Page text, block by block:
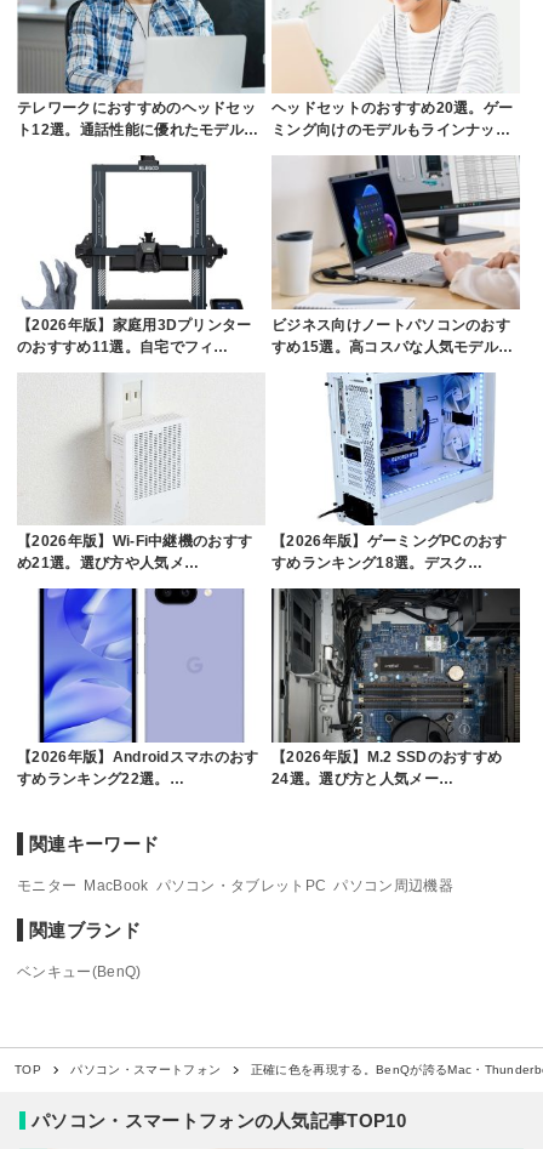
テレワークにおすすめのヘッドセッ
ト12選。通話性能に優れたモデル…
ヘッドセットのおすすめ20選。ゲー
ミング向けのモデルもラインナッ…
【2026年版】家庭用3Dプリンター
のおすすめ11選。自宅でフィ…
ビジネス向けノートパソコンのおす
すめ15選。高コスパな人気モデル…
【2026年版】Wi-Fi中継機のおすす
め21選。選び方や人気メ…
【2026年版】ゲーミングPCのおす
すめランキング18選。デスク…
【2026年版】Androidスマホのおす
すめランキング22選。…
【2026年版】M.2 SSDのおすすめ
24選。選び方と人気メー…
関連キーワード
モニター MacBook パソコン・タブレットPC パソコン周辺機器
関連ブランド
ベンキュー(BenQ)
TOP パソコン・スマートフォン 正確に色を再現する。BenQが誇るMac・
パソコン・スマートフォンの人気記事TOP10